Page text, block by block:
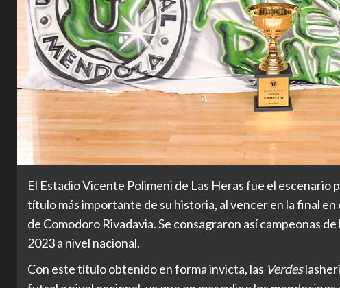
El Estadio Vicente Polimeni de Las Heras fue el escenario
título más importante de su historia, al vencer en la final
de Comodoro Rivadavia. Se consagraron así campeonas
2023 a nivel nacional.
Con este título obtenido en forma invicta, las Verdes